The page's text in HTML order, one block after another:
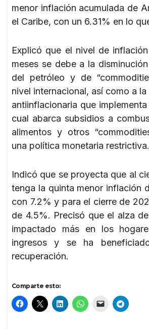
menor inflación acumulada de
el Caribe, con un 6.31% en lo
Explicó que el nivel de
meses se debe a la
del petróleo y de
nivel internacional, así como a
antiinflacionaria que
cual abarca subsidios a
alimentos y otros
una política monetaria restrictiva.
Indicó que se proyecta que al
tenga la quinta menor inflación
con 7.2% y para el cierre de
de 4.5%. Precisó que el alza
impactado más en los
ingresos y se ha
recuperación.
Comparte esto: